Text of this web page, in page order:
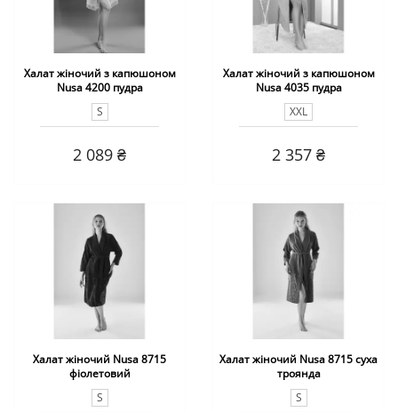
Халат жіночий з капюшоном
Nusa 4200 пудра
S
2 089 ₴
Халат жіночий з капюшоном
Nusa 4035 пудра
XXL
2 357 ₴
Халат жіночий Nusa 8715
фіолетовий
S
Халат жіночий Nusa 8715 суха
троянда
S